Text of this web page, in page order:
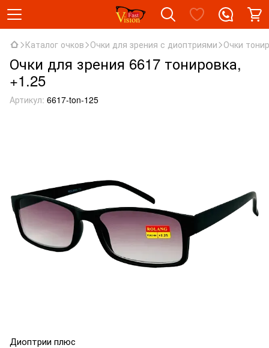
Каталог очков Очки для зрения с диоптриями Очки
Очки для зрения 6617 тонировка,
+1.25
Артикул: 6617-ton-125
Диоптрии плюс